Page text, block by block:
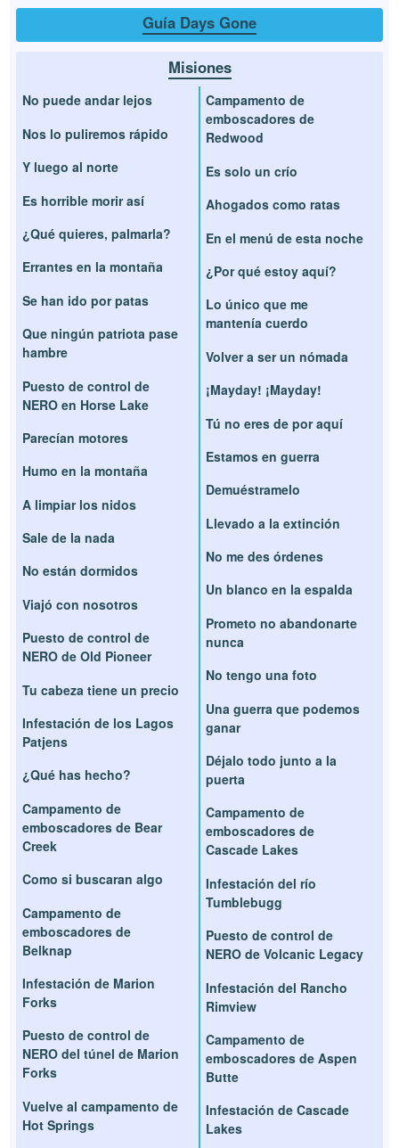
Guía Days Gone
Misiones
No puede andar lejos
Nos lo puliremos rápido
Y luego al norte
Es horrible morir así
¿Qué quieres, palmarla?
Errantes en la montaña
Se han ido por patas
Que ningún patriota pase
hambre
Puesto de control de
NERO en Horse Lake
Parecían motores
Humo en la montaña
A limpiar los nidos
Sale de la nada
No están dormidos
Viajó con nosotros
Puesto de control de
NERO de Old Pioneer
Tu cabeza tiene un precio
Infestación de los Lagos
Patjens
¿Qué has hecho?
Campamento de
emboscadores de Bear
Creek
Como si buscaran algo
Campamento de
emboscadores de
Belknap
Infestación de Marion
Forks
Puesto de control de
NERO del túnel de Marion
Forks
Vuelve al campamento de
Hot Springs
Campamento de
emboscadores de
Redwood
Es solo un crío
Ahogados como ratas
En el menú de esta noche
¿Por qué estoy aquí?
Lo único que me
mantenía cuerdo
Volver a ser un nómada
¡Mayday! ¡Mayday!
Tú no eres de por aquí
Estamos en guerra
Demuéstramelo
Llevado a la extinción
No me des órdenes
Un blanco en la espalda
Prometo no abandonarte
nunca
No tengo una foto
Una guerra que podemos
ganar
Déjalo todo junto a la
puerta
Campamento de
emboscadores de
Cascade Lakes
Infestación del río
Tumblebugg
Puesto de control de
NERO de Volcanic Legacy
Infestación del Rancho
Rimview
Campamento de
emboscadores de Aspen
Butte
Infestación de Cascade
Lakes